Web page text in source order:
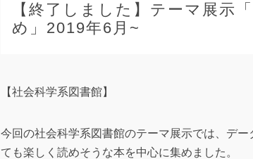
【終了しました】テーマ展示
め」2019年6月~
【社会科学系図書館】
今回の社会科学系図書館のテーマ展示では、デー
ても楽しく読めそうな本を中心に集めました。